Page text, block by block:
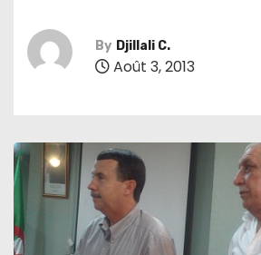
By Djillali C.
Août 3, 2013